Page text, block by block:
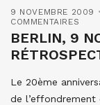
9 NOVEMBRE 2009
COMMENTAIRES
BERLIN, 9
Le 20ème
de